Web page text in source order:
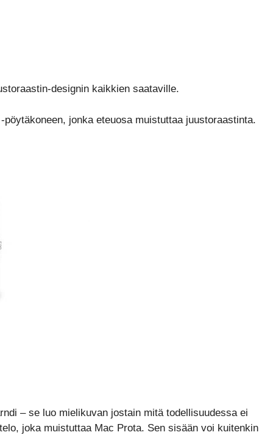
designin kaikkien saataville.
jonka eteuosa muistuttaa juustoraastinta.
– se luo mielikuvan jostain mitä todellisuudessa ei
joka muistuttaa Mac Prota. Sen sisään voi kuitenkin